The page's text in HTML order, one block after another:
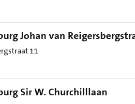
Johan van
11
Sir W. Churchilllaan